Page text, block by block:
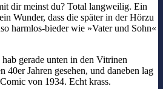
dir meinst du? Total langweilig. Ein
Wunder, dass die später in der Hörzu
harmlos-bieder wie »Vater und Sohn«
gerade unten in den Vitrinen
40er Jahren gesehen, und daneben lag
von 1934. Echt krass.